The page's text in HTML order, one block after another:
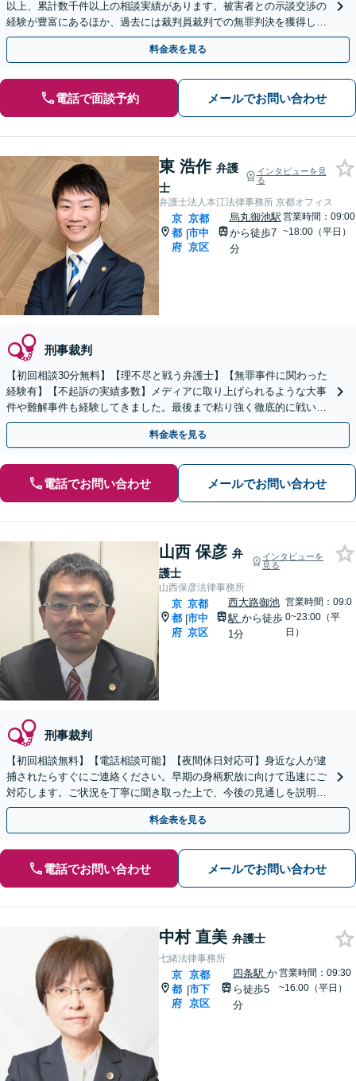
以上、累計数千件以上の相談実績があります。被害者との示談交渉の
経験が豊富にあるほか、過去には裁判員裁判での無罪判決を獲得した
実績もあります。ぜひお任せください。
料金表を見る
電話で面談予約 メールでお問い合わせ
東 浩作 弁護
士
インタビューを見
る
弁護士法人本江法律事務所 京都オフィス
京
都
府
|
京都
市中
京区
烏丸御池駅
から徒歩7
分
営業時間：09:00
~18:00（平日）
刑事裁判
【初回相談30分無料】【理不尽と戦う弁護士】【無罪事件に関わった
経験有】【不起訴の実績多数】メディアに取り上げられるような大事
件や難解事件も経験してきました。最後まで粘り強く徹底的に戦いま
すので、ご相談ください【電話・メール・WEB相談可】
料金表を見る
電話でお問い合わせ メールでお問い合わせ
山西 保彦 弁
護士
インタビューを
見る
山西保彦法律事務所
京
都
府
|
京都
市中
京区
西大路御池
駅 から徒歩
1分
営業時間：09:0
0~23:00（平
日）
刑事裁判
【初回相談無料】【電話相談可能】【夜間休日対応可】身近な人が逮
捕されたらすぐにご連絡ください。早期の身柄釈放に向けて迅速にご
対応します。ご状況を丁寧に聞き取った上で、今後の見通しを説明し
ます。示談交渉などお任せください。
料金表を見る
電話でお問い合わせ メールでお問い合わせ
中村 直美 弁護士
七緒法律事務所
京
都
府
|
京都
市下
京区
四条駅 か
ら徒歩5
分
営業時間：09:30
~16:00（平日）